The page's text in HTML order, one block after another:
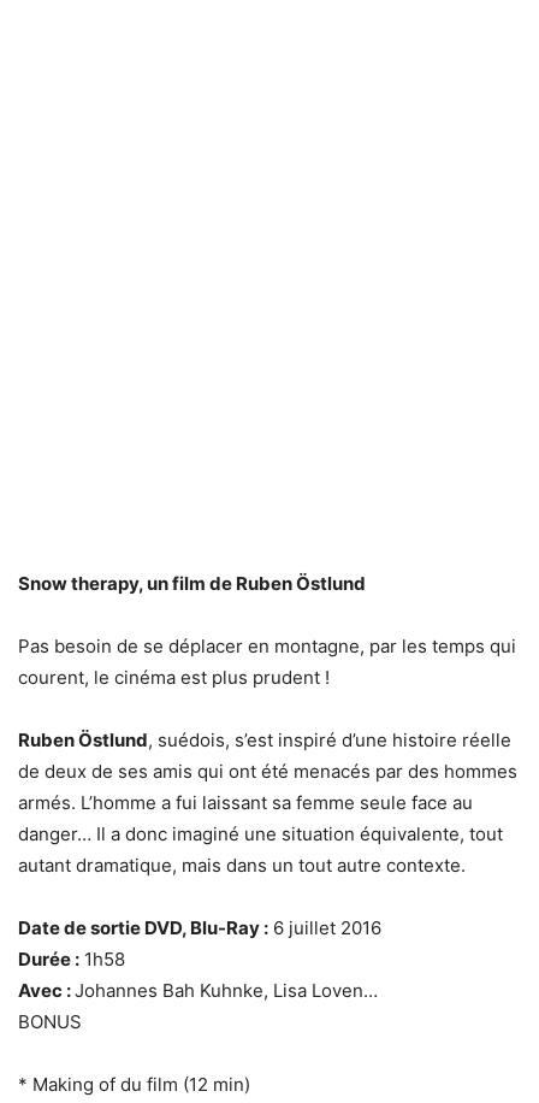
Snow therapy, un film de Ruben Östlund
Pas besoin de se déplacer en montagne, par les temps qui
courent, le cinéma est plus prudent !
Ruben Östlund, suédois, s’est inspiré d’une histoire réelle
de deux de ses amis qui ont été menacés par des hommes
armés. L’homme a fui laissant sa femme seule face au
danger… Il a donc imaginé une situation équivalente, tout
autant dramatique, mais dans un tout autre contexte.
Date de sortie DVD, Blu-Ray : 6 juillet 2016
Durée : 1h58
Avec :Johannes Bah Kuhnke, Lisa Loven…
BONUS
* Making of du film (12 min)